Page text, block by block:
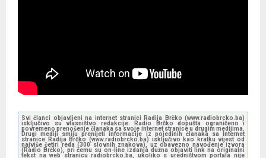
Svi članci objavljeni na internet stranici Radija Brčko (www.radiobrcko.ba)
isključivo su vlasništvo redakcije. Radio Brčko dopušta ograničeno i
povremeno prenošenje članaka sa svoje internet stranice u drugim medijima.
Drugi mediji smiju prenijeti informacije iz pojedinih članaka sa Internet
stranice Radija Brčko (www.radiobrcko.ba) isključivo kao kratku vijest od
najviše četiri reda (300 slovnih znakova), uz obavezno navođenje izvora
(Radio Brčko), pri čemu su on-line izdanja dužna objaviti link na originalni
tekst na web stranicu radiobrcko.ba, ukoliko s uredništvom portala nije